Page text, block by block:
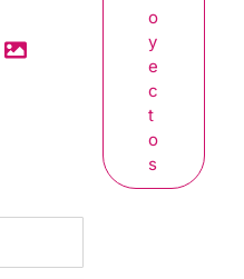
O
Y
E
C
T
O
S